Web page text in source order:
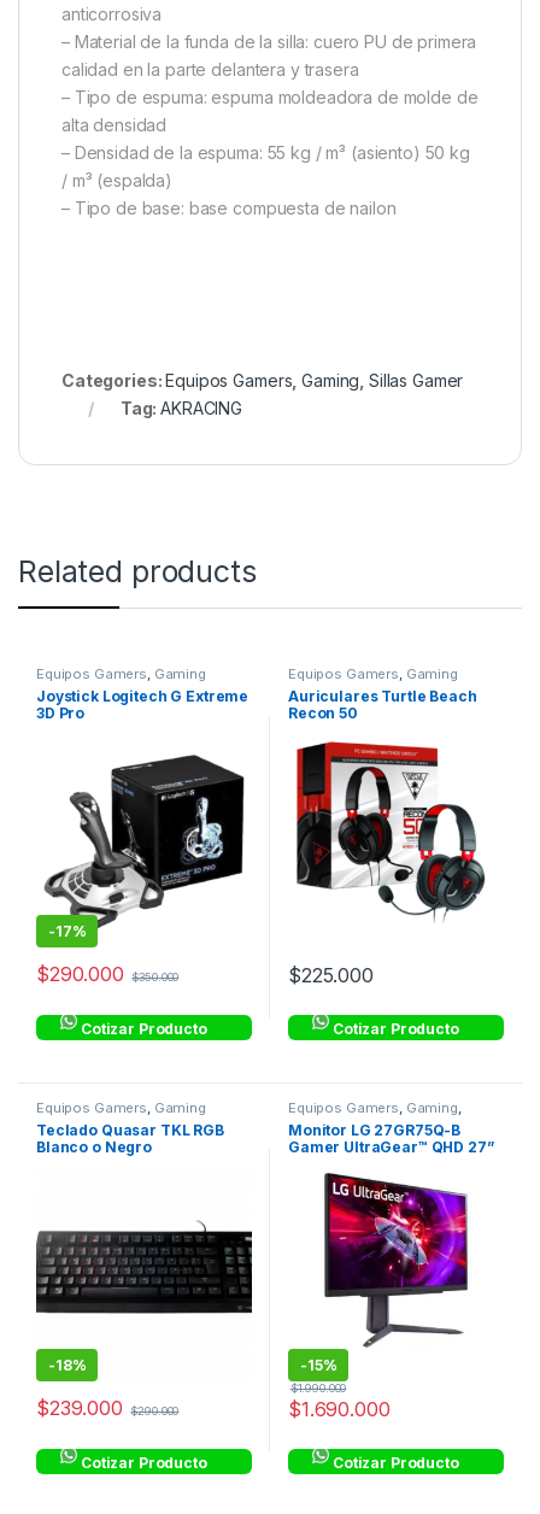
anticorrosiva
– Material de la funda de la silla: cuero PU de primera
calidad en la parte delantera y trasera
– Tipo de espuma: espuma moldeadora de molde de
alta densidad
– Densidad de la espuma: 55 kg / m³ (asiento) 50 kg
/ m³ (espalda)
– Tipo de base: base compuesta de nailon
Categories:Equipos Gamers ,Gaming ,Sillas Gamer
Tag:AKRACING
Related products
Equipos Gamers, Gaming
Joystick Logitech G Extreme
3D Pro
-17%
$290.000 $350.000
Cotizar Producto
Equipos Gamers, Gaming
Auriculares Turtle Beach
Recon 50
$225.000
Cotizar Producto
Equipos Gamers, Gaming
Teclado Quasar TKL RGB
Blanco o Negro
-18%
$239.000 $290.000
Cotizar Producto
Equipos Gamers, Gaming,
Monitores
Monitor LG 27GR75Q-B
Gamer UltraGear™ QHD 27”
sRGB99%
-15%
$1.690.000
$1.990.000
Cotizar Producto